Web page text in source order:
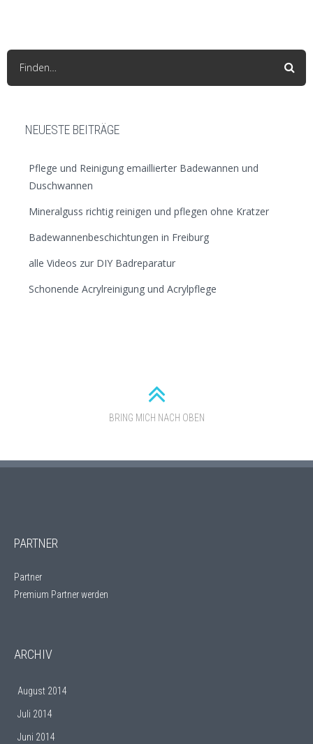
Finden…
NEUESTE BEITRÄGE
Pflege und Reinigung emaillierter Badewannen und
Duschwannen
Mineralguss richtig reinigen und pflegen ohne Kratzer
Badewannenbeschichtungen in Freiburg
alle Videos zur DIY Badreparatur
Schonende Acrylreinigung und Acrylpflege
r
BRING MICH NACH OBEN
PARTNER
Partner
Premium Partner werden
ARCHIV
August 2014
Juli 2014
Juni 2014